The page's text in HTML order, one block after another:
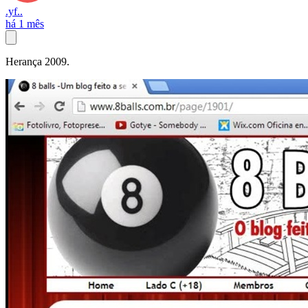
.yf..
há 1 mês
Herança 2009.